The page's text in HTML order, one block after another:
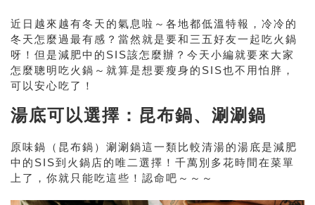
近日越來越有冬天的氣息啦～各地都低溫特報，冷冷的
冬天怎麼過最有感？當然就是要和三五好友一起吃火鍋
呀！但是減肥中的SIS該怎麼辦？今天小編就要來大家
怎麼聰明吃火鍋～就算是想要瘦身的SIS也不用怕胖，
可以安心吃了！
湯底可以選擇：昆布鍋、涮涮鍋
原味鍋（昆布鍋）涮涮鍋這一類比較清湯的湯底是減肥
中的SIS到火鍋店的唯二選擇！千萬別多花時間在菜單
上了，你就只能吃這些！認命吧～～～